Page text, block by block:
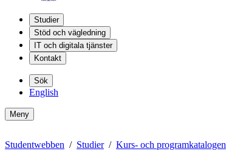
Studier
Stöd och vägledning
IT och digitala tjänster
Kontakt
Sök
English
Meny
Studentwebben Studier Kurs- och programkatalogen